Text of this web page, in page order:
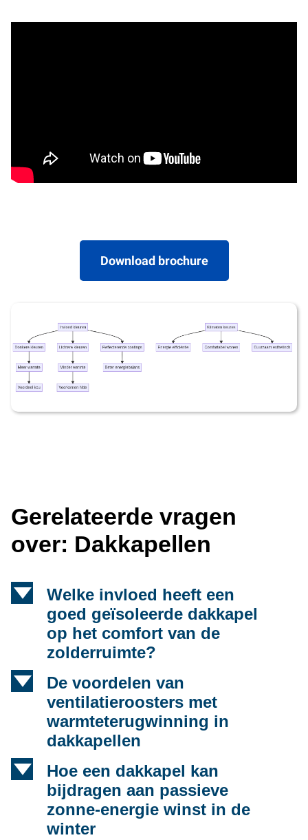
Download brochure
Gerelateerde vragen
over: Dakkapellen
d
Welke invloed heeft een
goed geïsoleerde dakkapel
op het comfort van de
zolderruimte?
d
De voordelen van
ventilatieroosters met
warmteterugwinning in
dakkapellen
d
Hoe een dakkapel kan
bijdragen aan passieve
zonne-energie winst in de
winter